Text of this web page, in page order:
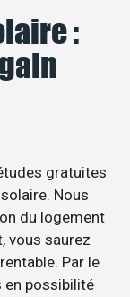
:
gratuites
Nous
du logement
vous saurez
Par le
en possibilité